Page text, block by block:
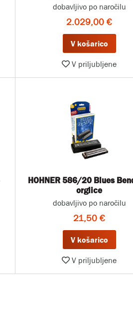
dobavljivo po naročilu
2.029,00 €
V košarico
V priljubljene
HOHNER 586/20 Blues
orglice
dobavljivo po naročilu
21,50 €
V košarico
V priljubljene